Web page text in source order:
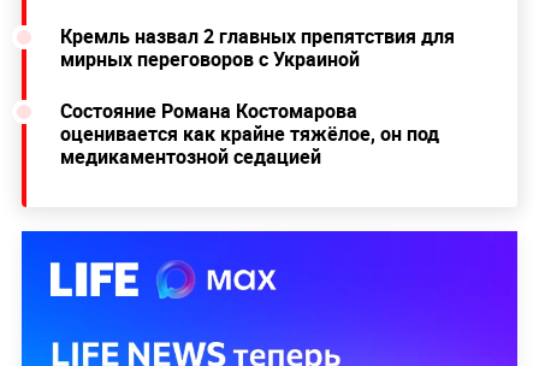
Кремль назвал 2 главных препятствия для
мирных переговоров с Украиной
Состояние Романа Костомарова
оценивается как крайне тяжёлое, он под
медикаментозной седацией